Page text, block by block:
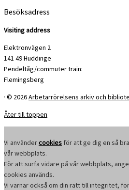
Besöksadress
Visiting address
Elektronvägen 2
141 49 Huddinge
Pendeltåg/commuter train:
Flemingsberg
· © 2026Arbetarrörelsens arkiv och
Åter till toppen
Vi användercookies för att ge dig en så
vår webbplats.
För att surfa vidare på vår webbplats,
cookies används.
Vi värnar också om din rätt till integritet,